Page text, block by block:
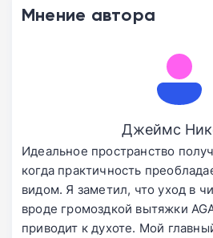
Мнение автора
Джеймс
Идеальное пространство
когда практичность
видом. Я заметил, что уход в
вроде громоздкой вытяжки
приводит к духоте. Мой